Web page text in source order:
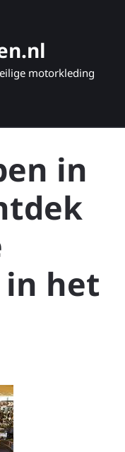
motorkleding
in
het